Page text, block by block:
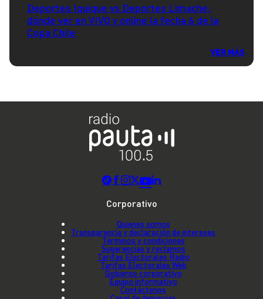
Deportes Iquique vs Deportes Limache:
dónde ver en VIVO y online la fecha 6 de la
Copa Chile
VER MÁS
Corporativo
Quienes somos
Transparencia y declaración de intereses
Términos y condiciones
Sugerencias y reclamos
Tarifas Electorales Radio
Tarifas Electorales Web
Gobierno corporativo
Equipo informativo
Contáctenos